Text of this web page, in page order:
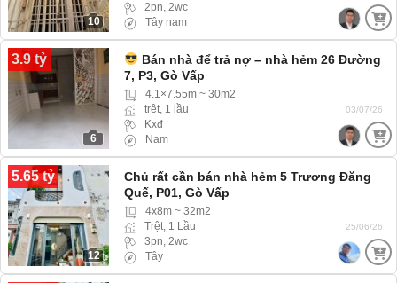
10
2pn, 2wc
Tây nam
3.9 tỷ
6
Bán nhà để trả nợ – nhà hẻm 26 Đường
7, P3, Gò Vấp
4.1×7.55m ~ 30m2
trệt, 1 lầu
Kxđ
Nam
03/07/26
5.65 tỷ
12
Chủ rất cần bán nhà hẻm 5 Trương Đăng
Quế, P01, Gò Vấp
4x8m ~ 32m2
Trệt, 1 Lầu
3pn, 2wc
Tây
25/06/26